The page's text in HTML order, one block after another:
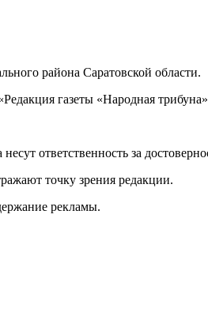
района Саратовской области.
газеты «Народная
ответственность за
точку зрения редакции.
рекламы.